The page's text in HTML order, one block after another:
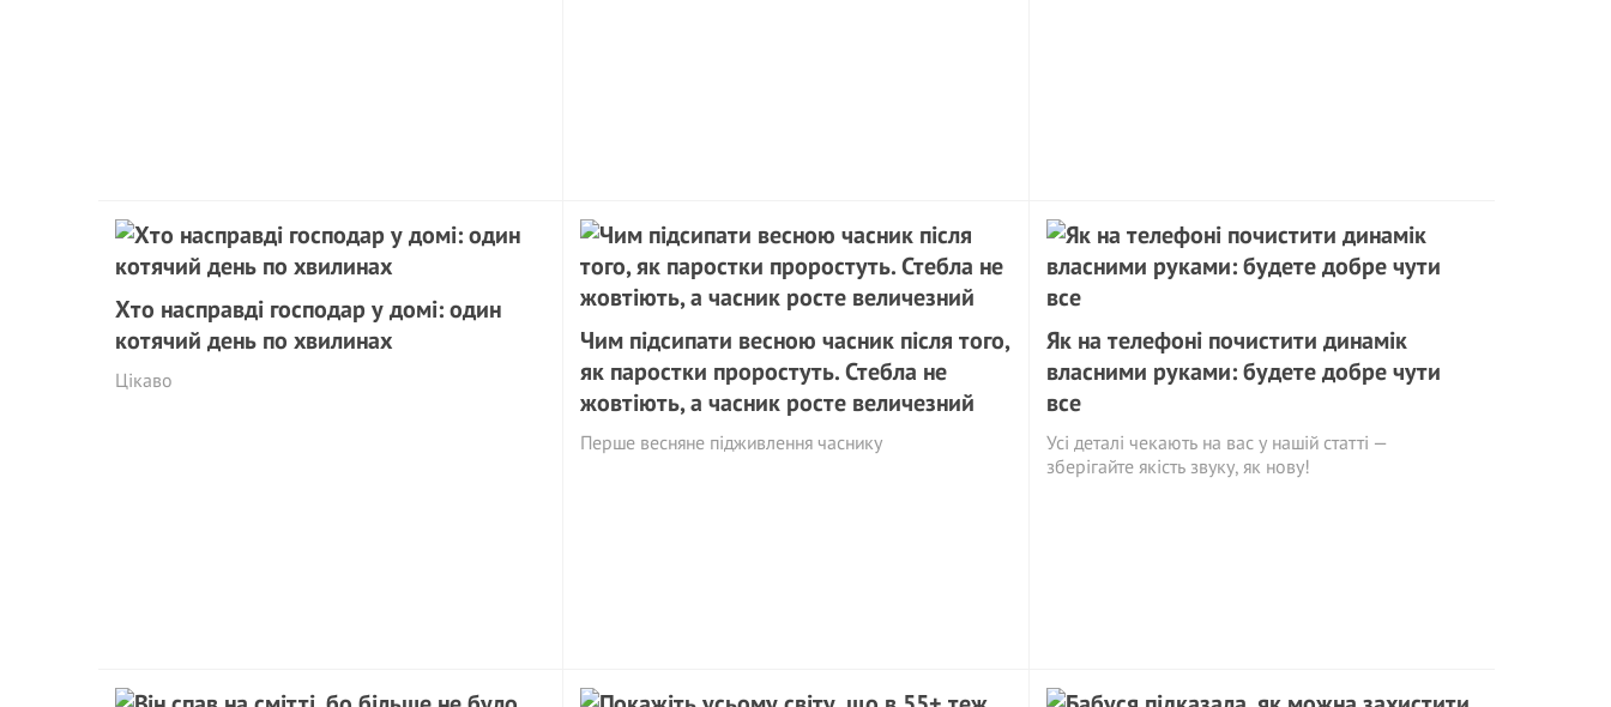
Хто насправді господар у домі: один
котячий день по хвилинах
Цікаво
Чим підсипати весною часник після того,
як паростки проростуть. Стебла не
жовтіють, а часник росте величезний
Перше весняне підживлення часнику
Як на телефоні почистити динамік
власними руками: будете добре чути
все
Усі деталі чекають на вас у нашій статті —
зберігайте якість звуку, як нову!